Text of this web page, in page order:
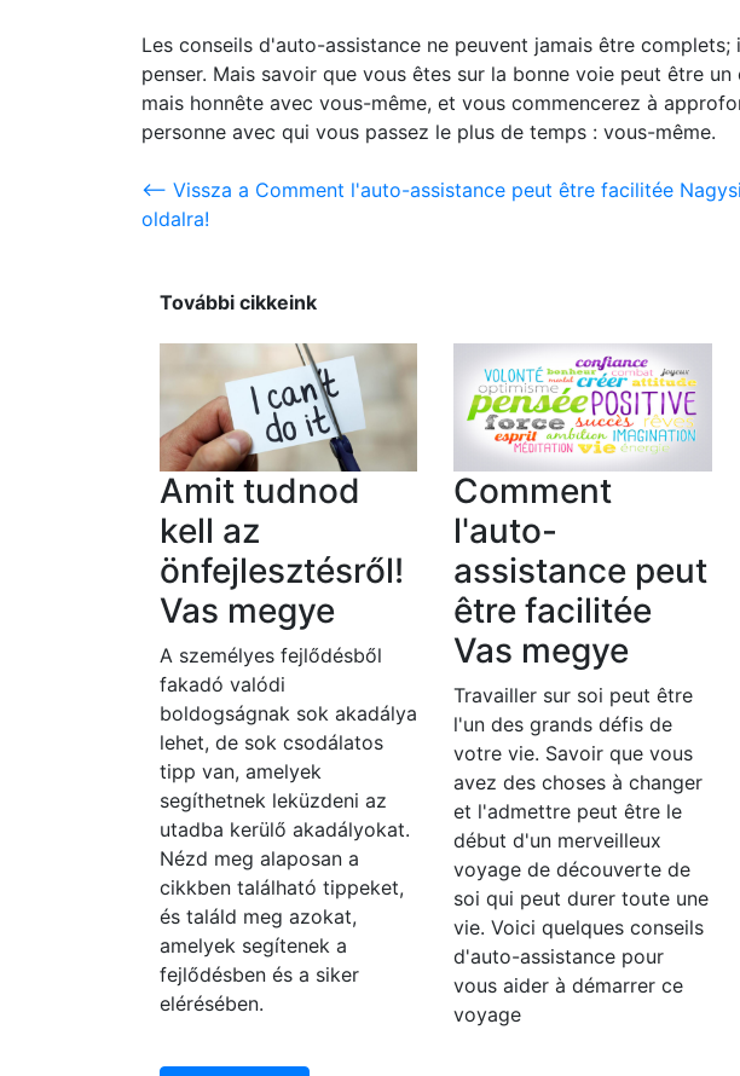
Les conseils d'auto-assistance ne peuvent jamais être
penser. Mais savoir que vous êtes sur la bonne voie peut être
mais honnête avec vous-même, et vous commencerez à
personne avec qui vous passez le plus de temps : vous-même.
<-- Vissza a Comment l'auto-assistance peut être facilitée
oldalra!
További cikkeink
Amit tudnod
kell az
önfejlesztésről!
Vas megye
A személyes fejlődésből
fakadó valódi
boldogságnak sok akadálya
lehet, de sok csodálatos
tipp van, amelyek
segíthetnek leküzdeni az
utadba kerülő akadályokat.
Nézd meg alaposan a
cikkben található tippeket,
és találd meg azokat,
amelyek segítenek a
fejlődésben és a siker
elérésében.
Comment
l'auto-
assistance peut
être facilitée
Vas megye
Travailler sur soi peut être
l'un des grands défis de
votre vie. Savoir que vous
avez des choses à changer
et l'admettre peut être le
début d'un merveilleux
voyage de découverte de
soi qui peut durer toute une
vie. Voici quelques conseils
d'auto-assistance pour
vous aider à démarrer ce
voyage